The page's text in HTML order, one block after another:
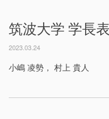
筑波大学 学長
2023.03.24
小嶋 凌勢， 村上 貴人